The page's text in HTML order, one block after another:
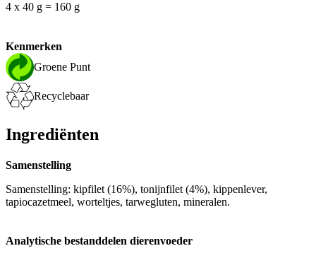
4 x 40 g = 160 g
Kenmerken
Groene Punt
Recyclebaar
Ingrediënten
Samenstelling
Samenstelling: kipfilet (16%), tonijnfilet (4%), kippenlever,
tapiocazetmeel, worteltjes, tarwegluten, mineralen.
Analytische bestanddelen dierenvoeder